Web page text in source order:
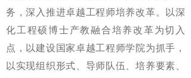
务，深入推进卓越工程师培养改革。以深
化工程硕博士产教融合培养改革为切入
点，以建设国家卓越工程师学院为抓手，
以实现组织形式、导师队伍、培养要素、